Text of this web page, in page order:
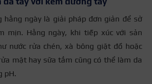
hằng ngày là giải pháp đơn giản để sở
mịn. Hằng ngày, khi tiếp xúc với sản
nước rửa chén, xà bông giặt đồ hoặc
mặt hay sữa tắm cũng có thể làm da
pH.